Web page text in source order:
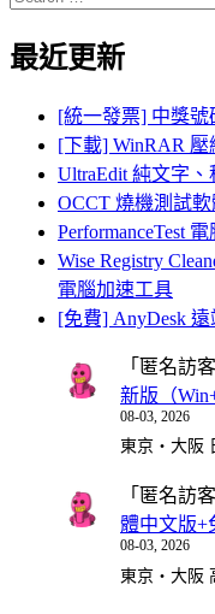
for:
最近更新
[統一發票] 中獎號
[下載] WinRAR 壓
UltraEdit 純文字
OCCT 燒機測試軟
PerformanceTest
Wise Registry
電腦加速工具
[免費] AnyDesk
「 匿名訪客
新版（
08-03, 2026
東京・大阪
「 匿名訪客
體中文版+
08-03, 2026
東京・大阪